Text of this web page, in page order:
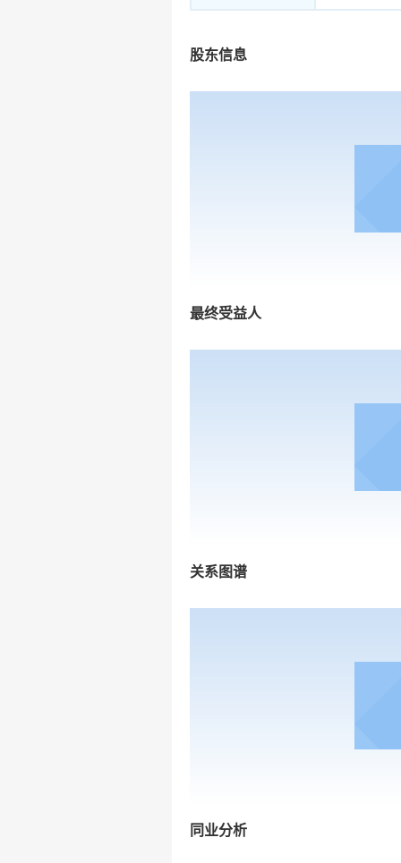
股东信息
最终受益人
关系图谱
同业分析